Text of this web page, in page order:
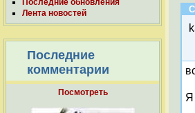
Лента новостей
Последние
комментарии
Посмотреть Я